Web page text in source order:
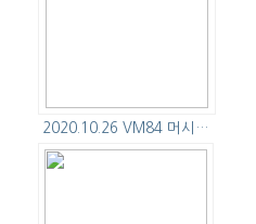
2020.10.26 VM84 머시…